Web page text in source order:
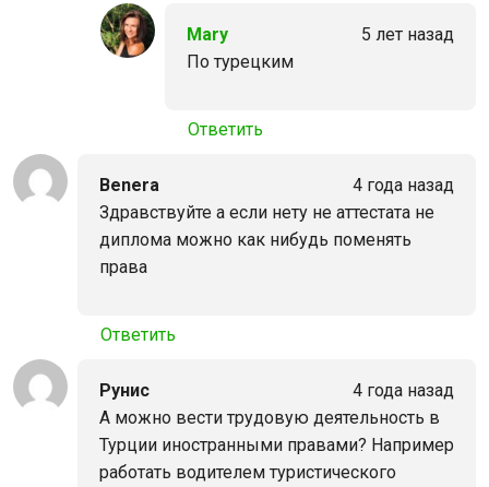
Mary
5 лет назад
По турецким
Ответить
Benera
4 года назад
Здравствуйте а если нету не аттестата не
диплома можно как нибудь поменять
права
Ответить
Рунис
4 года назад
А можно вести трудовую деятельность в
Турции иностранными правами? Например
работать водителем туристического